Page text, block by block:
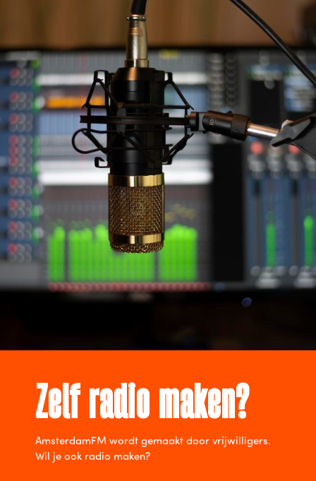
Zelf radio maken?
AmsterdamFM wordt gemaakt door vrijwilligers.
Wil je ook radio maken?